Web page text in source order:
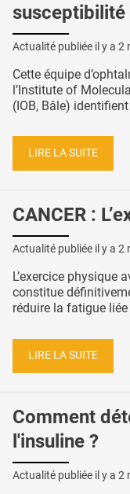
susceptibilité
Actualité publiée il y a 2
Cette équipe
l’Institute of
(IOB, Bâle)
LIRE LA SUITE
CANCER :
Actualité publiée il y a 2
L’exercice physique
constitue
réduire la fatigue
LIRE LA SUITE
Comment
l'insuline ?
Actualité publiée il y a 2